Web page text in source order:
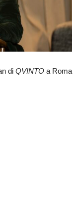
di QVINTO a Roma